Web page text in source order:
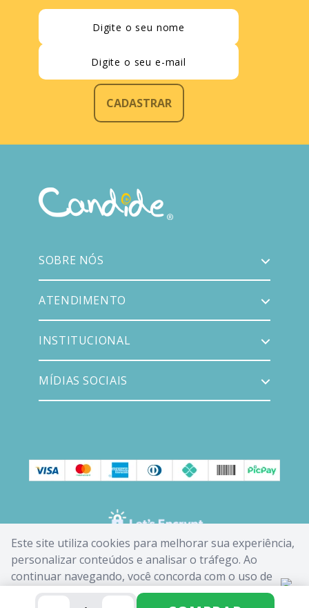
Este site utiliza cookies para melhorar sua experiência,
personalizar conteúdos e analisar o tráfego. Ao
continuar navegando, você concorda com o uso de
cookies. Saiba mais em nossaPolítica de Cookies.
CADASTRAR
SOBRE NÓS
ATENDIMENTO
INSTITUCIONAL
MÍDIAS SOCIAIS